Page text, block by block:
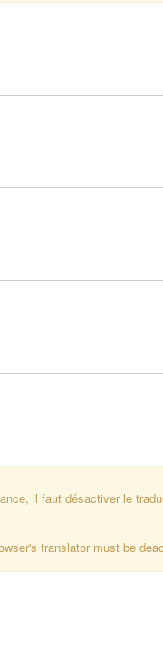
il faut désactiver le
translator must be